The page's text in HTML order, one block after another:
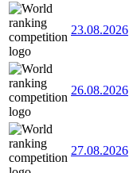
23.08.2026
26.08.2026
27.08.2026